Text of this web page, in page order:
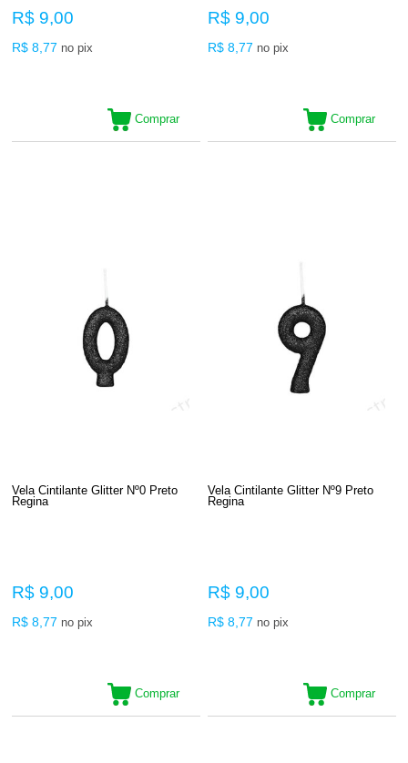
R$ 9,00
R$ 8,77 no pix
Comprar
R$ 9,00
R$ 8,77 no pix
Comprar
Vela Cintilante Glitter Nº0 Preto
Regina
R$ 9,00
R$ 8,77 no pix
Comprar
Vela Cintilante Glitter Nº9 Preto
Regina
R$ 9,00
R$ 8,77 no pix
Comprar